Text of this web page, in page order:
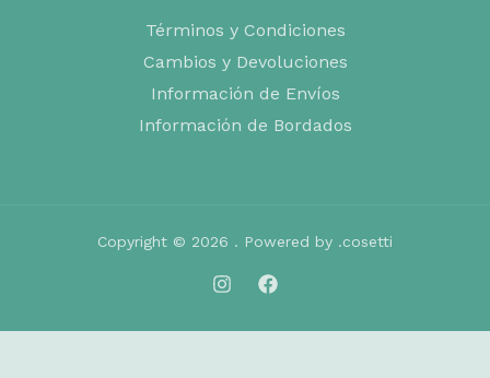
Términos y Condiciones
Cambios y Devoluciones
Información de Envíos
Información de Bordados
Copyright © 2026 . Powered by .cosetti